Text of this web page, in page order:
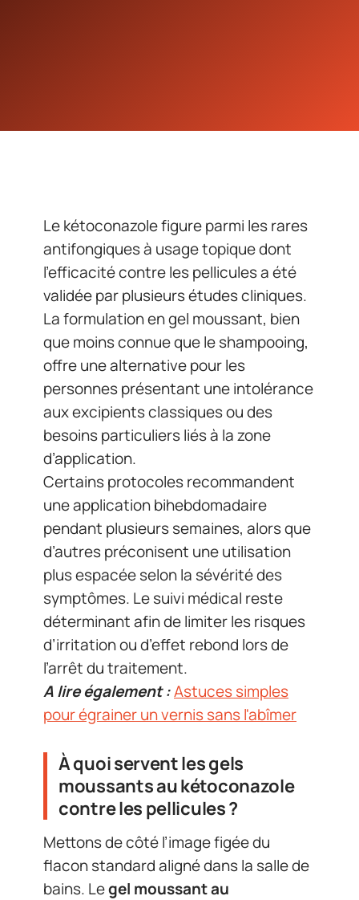
Le kétoconazole figure parmi les rares
antifongiques à usage topique dont
l’efficacité contre les pellicules a été
validée par plusieurs études cliniques.
La formulation en gel moussant, bien
que moins connue que le shampooing,
offre une alternative pour les
personnes présentant une intolérance
aux excipients classiques ou des
besoins particuliers liés à la zone
d’application.
Certains protocoles recommandent
une application bihebdomadaire
pendant plusieurs semaines, alors que
d’autres préconisent une utilisation
plus espacée selon la sévérité des
symptômes. Le suivi médical reste
déterminant afin de limiter les risques
d’irritation ou d’effet rebond lors de
l’arrêt du traitement.
A lire également :Astuces simples
pour égrainer un vernis sans l'abîmer
À quoi servent les gels
moussants au kétoconazole
contre les pellicules ?
Mettons de côté l’image figée du
flacon standard aligné dans la salle de
bains. Legel moussant au